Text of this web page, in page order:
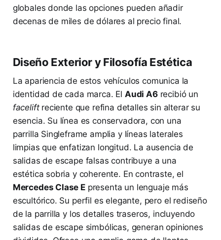
globales donde las opciones pueden añadir
decenas de miles de dólares al precio final.
Diseño Exterior y Filosofía Estética
La apariencia de estos vehículos comunica la
identidad de cada marca. El Audi A6recibió un
faceliftreciente que refina detalles sin alterar su
esencia. Su línea es conservadora, con una
parrilla Singleframe amplia y líneas laterales
limpias que enfatizan longitud. La ausencia de
salidas de escape falsas contribuye a una
estética sobria y coherente. En contraste, el
Mercedes Clase Epresenta un lenguaje más
escultórico. Su perfil es elegante, pero el rediseño
de la parrilla y los detalles traseros, incluyendo
salidas de escape simbólicas, generan opiniones